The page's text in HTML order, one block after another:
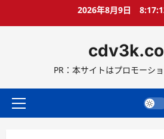
ス
ッ
2026年8月9日
PR：本サイトはプロモーシ
メ